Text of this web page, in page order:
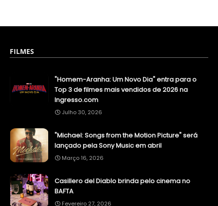
FILMES
"Homem-Aranha: Um Novo Dia" entra para o
Top 3 de filmes mais vendidos de 2026 na
Ingresso.com
Julho 30, 2026
"Michael: Songs from the Motion Picture" será
lançado pela Sony Music em abril
Março 16, 2026
Casillero del Diablo brinda pelo cinema no
BAFTA
Fevereiro 27, 2026